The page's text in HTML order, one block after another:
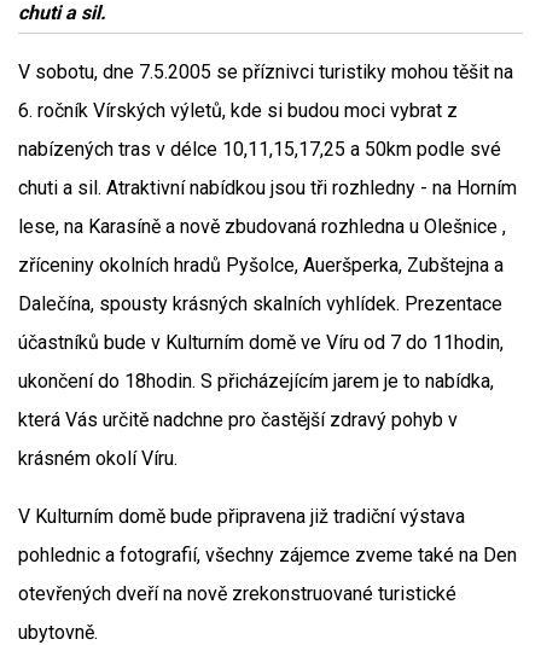
chuti a sil.
V sobotu, dne 7.5.2005 se příznivci turistiky mohou těšit na
6. ročník Vírských výletů, kde si budou moci vybrat z
nabízených tras v délce 10,11,15,17,25 a 50km podle své
chuti a sil. Atraktivní nabídkou jsou tři rozhledny - na Horním
lese, na Karasíně a nově zbudovaná rozhledna u Olešnice ,
zříceniny okolních hradů Pyšolce, Aueršperka, Zubštejna a
Dalečína, spousty krásných skalních vyhlídek. Prezentace
účastníků bude v Kulturním domě ve Víru od 7 do 11hodin,
ukončení do 18hodin. S přicházejícím jarem je to nabídka,
která Vás určitě nadchne pro častější zdravý pohyb v
krásném okolí Víru.
V Kulturním domě bude připravena již tradiční výstava
pohlednic a fotografií, všechny zájemce zveme také na Den
otevřených dveří na nově zrekonstruované turistické
ubytovně.